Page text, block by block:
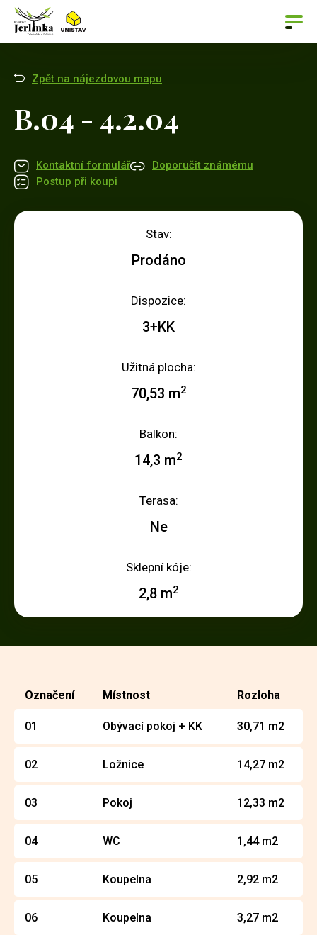
Zpět na nájezdovou mapu
B.04 - 4.2.04
Kontaktní formulář
Doporučit známému
Postup při koupi
Stav:
Prodáno
Dispozice:
3+KK
Užitná plocha:
70,53 m2
Balkon:
14,3 m2
Terasa:
Ne
Sklepní kóje:
2,8 m2
Označení Místnost Rozloha
01 Obývací pokoj + KK 30,71 m2
02 Ložnice 14,27 m2
03 Pokoj 12,33 m2
04 WC 1,44 m2
05 Koupelna 2,92 m2
06 Koupelna 3,27 m2